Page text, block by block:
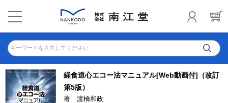
キーワードを入力してください
経食道心エコー法マニュアル[Web動画付]（改訂
第5版）
著 渡橋和政